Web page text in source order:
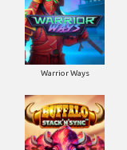
Warrior Ways